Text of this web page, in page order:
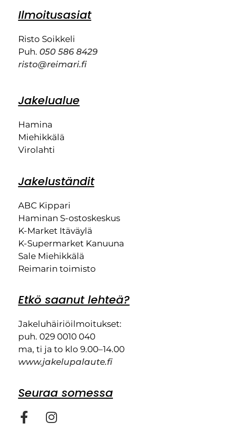
Ilmoitusasiat
Risto Soikkeli
Puh. 050 586 8429
risto@reimari.fi
Jakelualue
Hamina
Miehikkälä
Virolahti
Jakeluständit
ABC Kippari
Haminan S-ostoskeskus
K-Market Itäväylä
K-Supermarket Kanuuna
Sale Miehikkälä
Reimarin toimisto
Etkö saanut lehteä?
Jakeluhäiriöilmoitukset:
puh. 029 0010 040
ma, ti ja to klo 9.00–14.00
www.jakelupalaute.fi
Seuraa somessa